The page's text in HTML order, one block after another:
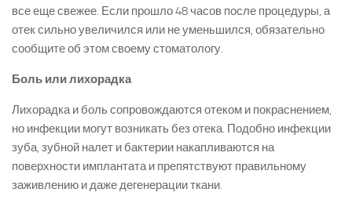
все еще свежее. Если прошло 48 часов после процедуры, а
отек сильно увеличился или не уменьшился, обязательно
сообщите об этом своему стоматологу.
Боль или лихорадка
Лихорадка и боль сопровождаются отеком и покраснением,
но инфекции могут возникать без отека. Подобно инфекции
зуба, зубной налет и бактерии накапливаются на
поверхности имплантата и препятствуют правильному
заживлению и даже дегенерации ткани.